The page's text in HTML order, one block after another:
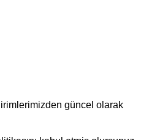
güncel olarak